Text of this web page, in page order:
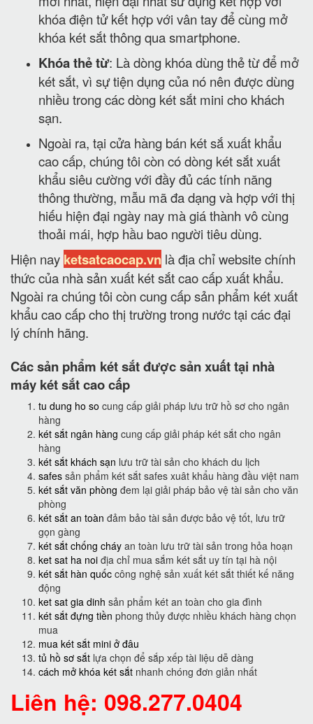
khóa điện tử kết hợp với vân tay để cùng mở
khóa két sắt thông qua smartphone.
Khóa thẻ từ: Là dòng khóa dùng thẻ từ để mở
két sắt, vì sự tiện dụng của nó nên được dùng
nhiều trong các dòng két sắt mini cho khách
sạn.
Ngoài ra, tại cửa hàng bán két sắ xuất khẩu
cao cấp, chúng tôi còn có dòng két sắt xuất
khẩu siêu cường với đầy đủ các tính năng
thông thường, mẫu mã đa dạng và hợp với thị
hiếu hiện đại ngày nay mà giá thành vô cùng
thoải mái, hợp hầu bao người tiêu dùng.
Hiện nay ketsatcaocap.vn là địa chỉ website chính
thức của nhà sản xuất két sắt cao cấp xuất khẩu.
Ngoài ra chúng tôi còn cung cấp sản phẩm két xuất
khẩu cao cấp cho thị trường trong nước tại các đại
lý chính hãng.
Các sản phẩm két sắt được sản xuất tại nhà
máy két sắt cao cấp
tu dung ho so cung cấp giải pháp lưu trữ hồ sơ cho ngân
hàng
két sắt ngân hàng cung cấp giải pháp két sắt cho ngân
hàng
két sắt khách sạn lưu trữ tài sản cho khách du lịch
safes sản phẩm két sắt safes xuât khẩu hàng đầu việt nam
két sắt văn phòng đem lại giải pháp bảo vệ tài sản cho văn
phòng
két sắt an toàn đảm bảo tài sản được bảo vệ tốt, lưu trữ
gọn gàng
két sắt chống cháy an toàn lưu trữ tài sản trong hỏa hoạn
ket sat ha noi địa chỉ mua sắm két sắt uy tín tại hà nội
két sắt hàn quốc công nghệ sản xuất két sắt thiết kế năng
động
ket sat gia dinh sản phẩm két an toàn cho gia đình
két sắt đựng tiền phong thủy được nhiều khách hàng chọn
mua
mua két sắt mini ở đâu
tủ hồ sơ sắt lựa chọn để sắp xếp tài liệu dễ dàng
cách mở khóa két sắt nhanh chóng đơn giản nhất
Liên hệ: 098.277.0404